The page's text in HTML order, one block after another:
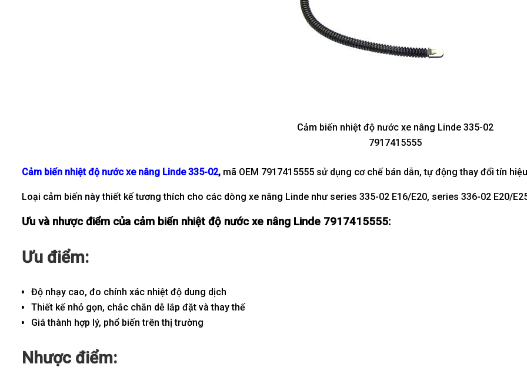
Cảm biến nhiệt độ nước xe nâng Linde 335-02
7917415555
Cảm biến nhiệt độ nước xe nâng Linde 335-02, mã OEM 7917415555 sử dụng cơ chế bán dẫn, tự động thay đổi tín
Loại cảm biến này thiết kế tương thích cho các dòng xe nâng Linde như series 335-02 E16/E20, series 336-02 E20/
Ưu và nhược điểm của cảm biến nhiệt độ nước xe nâng Linde 7917415555:
Ưu điểm:
Độ nhạy cao, đo chính xác nhiệt độ dung dịch
Thiết kế nhỏ gọn, chắc chắn dễ lắp đặt và thay thế
Giá thành hợp lý, phổ biến trên thị trường
Nhược điểm: